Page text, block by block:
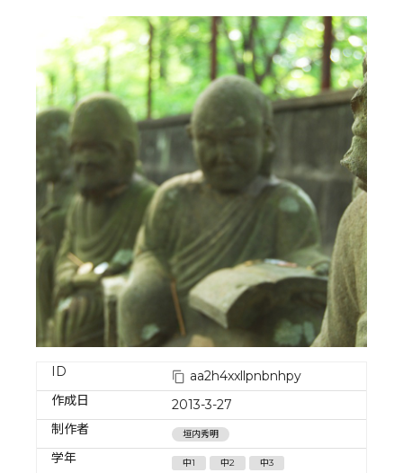
ID
aa2h4xxllpnbnhpy
作成日
2013-3-27
制作者
垣内秀明
学年 中1 中2 中3